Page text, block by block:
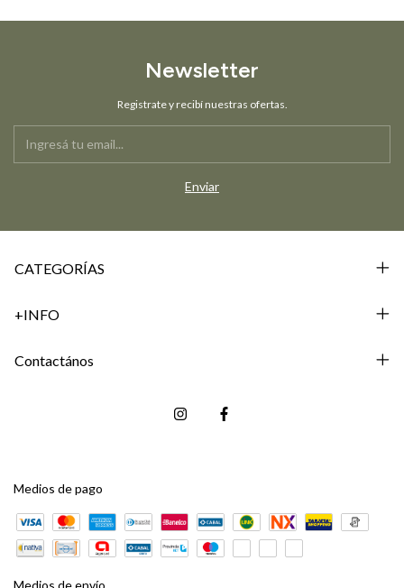
Newsletter
Registrate y recibí nuestras ofertas.
CATEGORÍAS
+INFO
Contactános
Medios de pago
Medios de envío